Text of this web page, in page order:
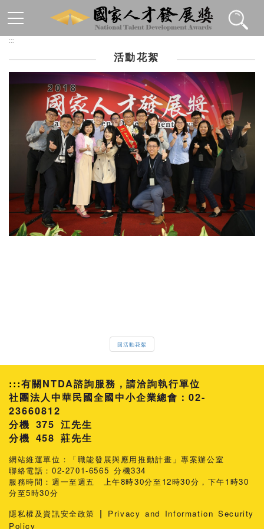
:::
活動花絮
回活動花絮
:::有關NTDA諮詢服務，請洽詢執行單位
社團法人中華民國全國中小企業總會：02-
23660812
分機 375 江先生
458 莊先生
網站維運單位：「職能發展與應用推動計畫」專案辦公室
聯絡電話：02-2701-6565 分機334
服務時間：週一至週五 上午8時30分至12時30分，下午1時30
分至5時30分
隱私權及資訊安全政策 |
Privacy and Information Security
Policy